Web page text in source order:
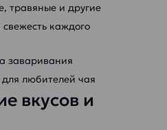
травяные и другие
каждого
заваривания
любителей чая
вкусов и